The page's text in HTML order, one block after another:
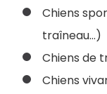
Chiens
traîneau…)
Chiens de
Chiens